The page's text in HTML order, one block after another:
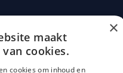
ons
×
maakt
cookies.
cookies om inhoud en